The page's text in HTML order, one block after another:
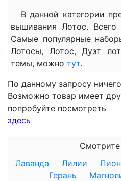
В данной категории
вышивания Лотос.
Самые популярные
Лотосы, Лотос, Дуэт
темы, можно тут.
По данному запросу
Возможно товар имеет
попробуйте посмотреть
здесь
Лаванда
Лилии
Герань